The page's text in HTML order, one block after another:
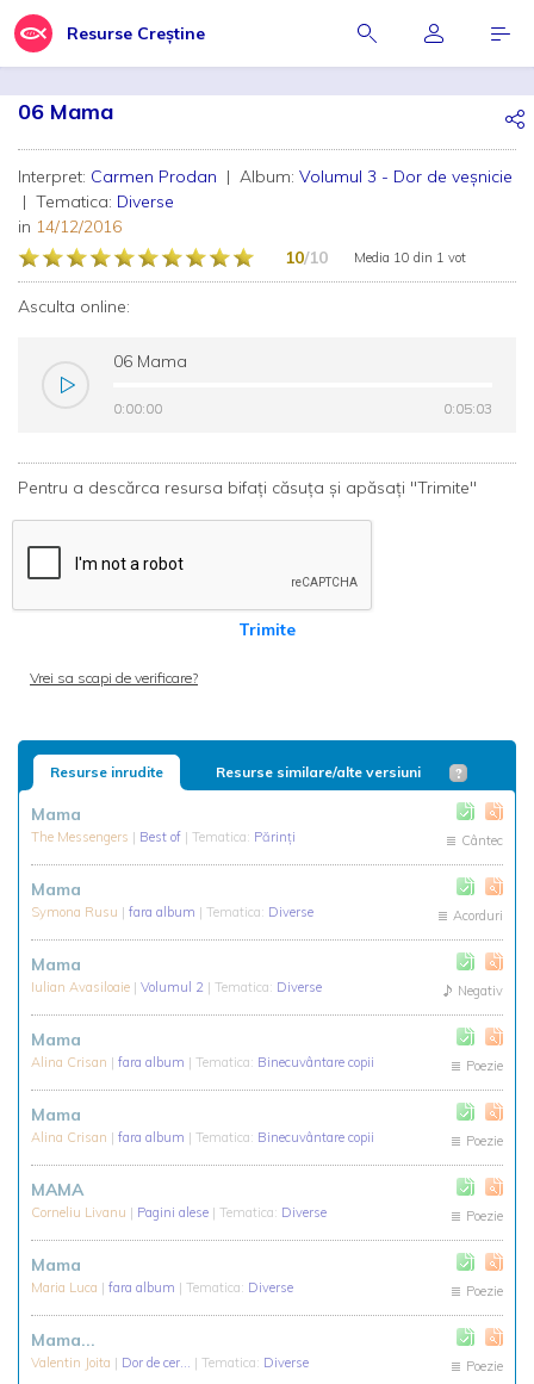
Resurse Creștine
06 Mama
Interpret: Carmen Prodan | Album: Volumul 3 - Dor de veșnicie
| Tematica: Diverse
in 14/12/2016
10/10 Media 10 din 1 vot
Asculta online:
06 Mama
0:00:00 0:05:03
0:00:00 0:05:03
Pentru a descărca resursa bifați căsuța și apăsați "Trimite"
Trimite
Vrei sa scapi de verificare?
Resurse inrudite Resurse similare/alte versiuni
Mama
The Messengers | Best of | Tematica: Părinţi Cântec
Mama
Symona Rusu | fara album | Tematica: Diverse Acorduri
Mama
Iulian Avasiloaie | Volumul 2 | Tematica: Diverse Negativ
Mama
Alina Crisan | fara album | Tematica: Binecuvântare copii Poezie
Mama
Alina Crisan | fara album | Tematica: Binecuvântare copii Poezie
MAMA
Corneliu Livanu | Pagini alese | Tematica: Diverse Poezie
Mama
Maria Luca | fara album | Tematica: Diverse Poezie
Mama...
Valentin Joita | Dor de cer... | Tematica: Diverse Poezie